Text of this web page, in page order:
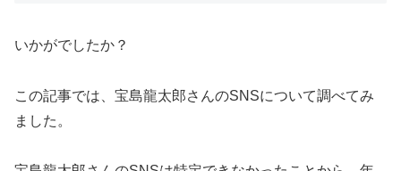
いかがでしたか？
この記事では、宝島龍太郎さんのSNSについて調べてみ
ました。